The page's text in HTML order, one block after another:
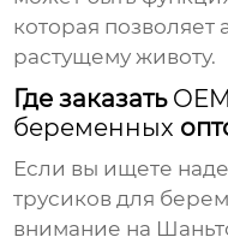
которая позволяет
растущему животу.
Где заказать
беременных
Если вы ищете
трусиков для
внимание на